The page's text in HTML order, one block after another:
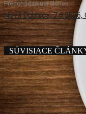
Predchádzajúci článok
Nová Dubnica,
SÚVISIACE